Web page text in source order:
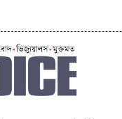
ওসমানীনগর বাস